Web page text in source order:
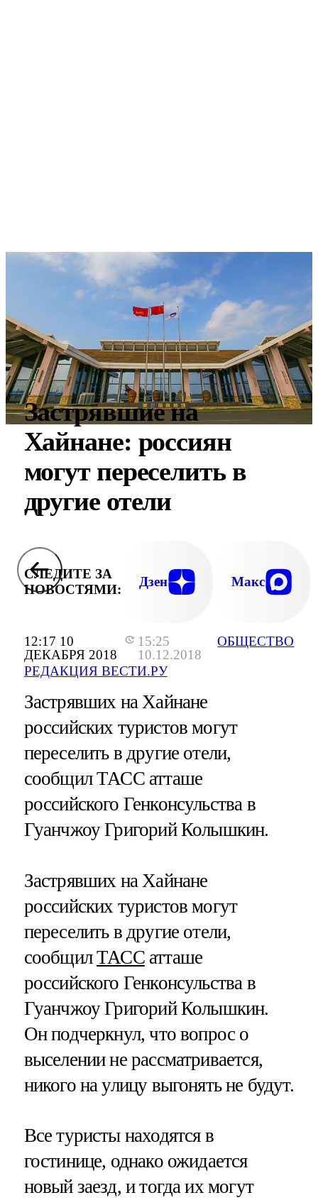
12:17 10
ДЕКАБРЯ 2018
15:25
10.12.2018
РЕДАКЦИЯ ВЕСТИ.РУ
ОБЩЕСТВО
Застрявшие на
Хайнане: россиян
могут переселить в
другие отели
СЛЕДИТЕ ЗА
НОВОСТЯМИ:
Дзен Макс
Застрявших на Хайнане
российских туристов могут
переселить в другие отели,
сообщил ТАСС атташе
российского Генконсульства в
Гуанчжоу Григорий Колышкин.
Застрявших на Хайнане
российских туристов могут
переселить в другие отели,
сообщилТАССатташе
российского Генконсульства в
Гуанчжоу Григорий Колышкин.
Он подчеркнул, что вопрос о
выселении не рассматривается,
никого на улицу выгонять не будут.
Все туристы находятся в
гостинице, однако ожидается
новый заезд, и тогда их могут